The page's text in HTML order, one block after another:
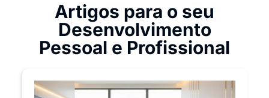
Artigos para o seu
Desenvolvimento
Pessoal e Profissional